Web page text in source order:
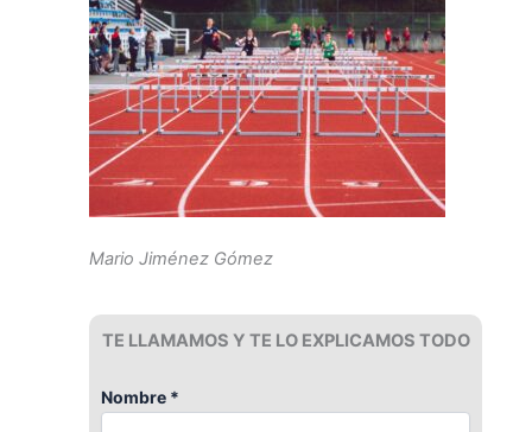
Mario Jiménez Gómez
TE LLAMAMOS Y TE LO EXPLICAMOS TODO
Nombre *